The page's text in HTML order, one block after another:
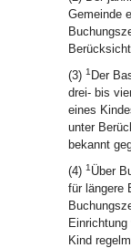
Gemeinde
(3) 1 Der
drei- bis
eines
unter
bekannt
(4) 1Über
für längere
Kind